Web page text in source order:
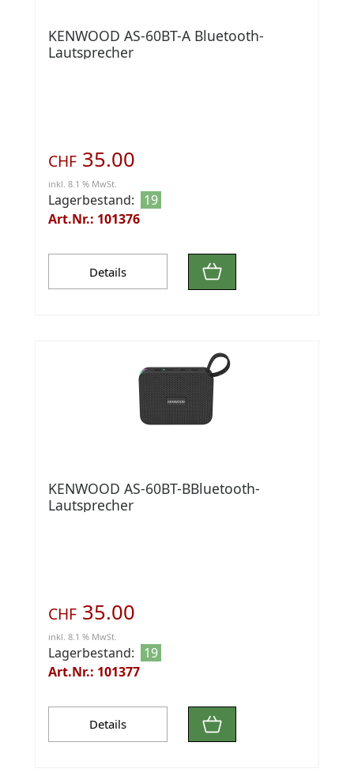
KENWOOD AS-60BT-A Bluetooth-
Lautsprecher
CHF 35.00
inkl. 8.1 % MwSt.
Lagerbestand:
19
Art.Nr.: 101376
Details
KENWOOD AS-60BT-BBluetooth-
Lautsprecher
CHF 35.00
inkl. 8.1 % MwSt.
Lagerbestand:
19
Art.Nr.: 101377
Details